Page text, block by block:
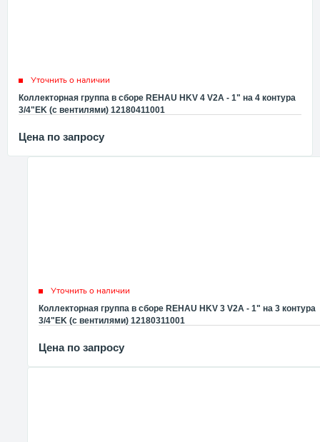
Уточнить о наличии
Коллекторная группа в сборе REHAU HKV 4 V2A - 1" на 4 контура
3/4"EK (с вентилями) 12180411001
Цена по запросу
Уточнить о наличии
Коллекторная группа в сборе REHAU HKV 3 V2A - 1" на 3 контура
3/4"EK (с вентилями) 12180311001
Цена по запросу